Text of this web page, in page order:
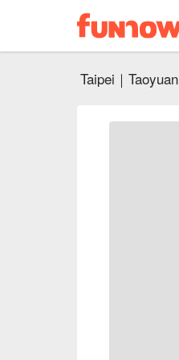
Taipei｜Taoyuan